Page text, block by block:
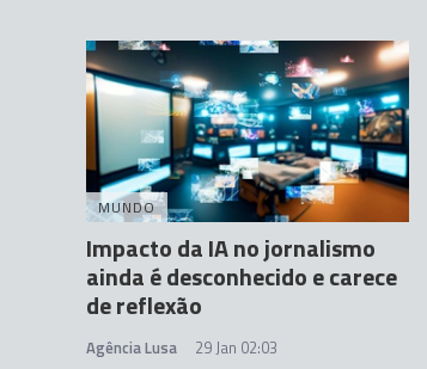
MUNDO
Impacto da IA no jornalismo
ainda é desconhecido e carece
de reflexão
Agência Lusa 29 Jan 02:03